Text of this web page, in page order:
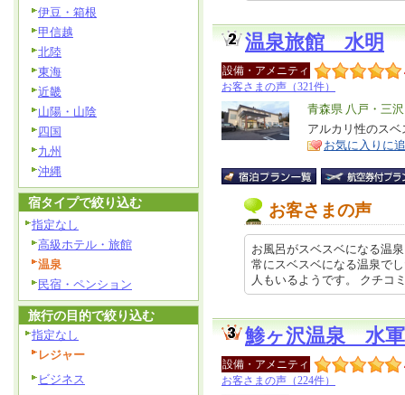
温泉旅館 水明
設備・アメニティ
お客さまの声（321件）
エ
リ
ア
青森県 八戸・三
特
徴
アルカリ性のス
お気に入りに
お客さまの声
お風呂がスベスベになる温
常にスベスベになる温泉で
人もいるようです。 クチ
鯵ヶ沢温泉 水
設備・アメニティ
お客さまの声（224件）
伊豆・箱根
甲信越
北陸
東海
近畿
山陽・山陰
四国
九州
沖縄
宿タイプで絞り込む
指定なし
高級ホテル・旅館
温泉
民宿・ペンション
旅行の目的で絞り込む
指定なし
レジャー
ビジネス